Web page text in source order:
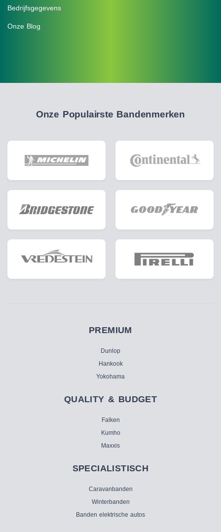
Bedrijfsgegevens
Onze Blog
Onze Populairste Bandenmerken
PREMIUM
Dunlop
Hankook
Yokohama
QUALITY & BUDGET
Falken
Kumho
Maxxis
SPECIALISTISCH
Caravanbanden
Winterbanden
Banden elektrische autos